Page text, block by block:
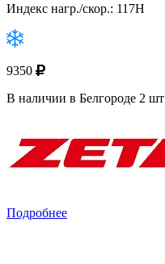
Индекс нагр./скор.: 117H
9350
В наличии в Белгороде 2 шт
Подробнее